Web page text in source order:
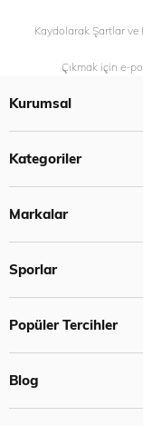
Kaydolarak Şartlar ve
Çıkmak için e-
Kurumsal
Kategoriler
Markalar
Sporlar
Popüler Tercihler
Blog